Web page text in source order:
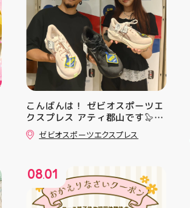
こんばんは！ ゼビオスポーツエ
クスプレス アティ郡山です🦭
・ ★本日のラジオ★は アシッ
クスからランニングシューズ
反発性に優れた「FF TURBO
SQUARED」を新搭載し、推進力
を向上させました！
ゼビオスポーツエクスプレス
08.01